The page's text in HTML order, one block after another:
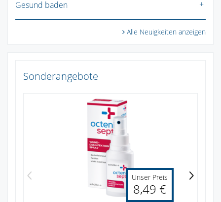
Gesund baden
Alle Neuigkeiten anzeigen
Sonderangebote
Unser Preis
8,49 €